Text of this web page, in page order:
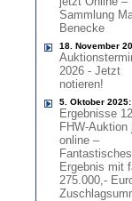
Sammlung
Benecke
18. November
2026 - Jetzt
notieren!
5. Oktober 2025:
Ergebnisse
FHW-Auktion
online –
Fantastisches
Ergebnis mit
275.000,-